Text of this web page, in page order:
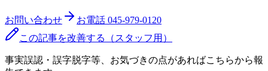
お問い合わせ お電話 045-979-0120
この記事を改善する（スタッフ用）
事実誤認・誤字脱字等、お気づきの点があればこちらから報